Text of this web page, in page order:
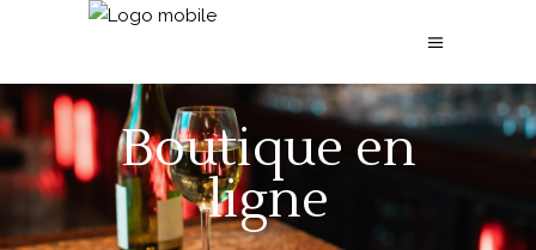
Boutique en
ligne